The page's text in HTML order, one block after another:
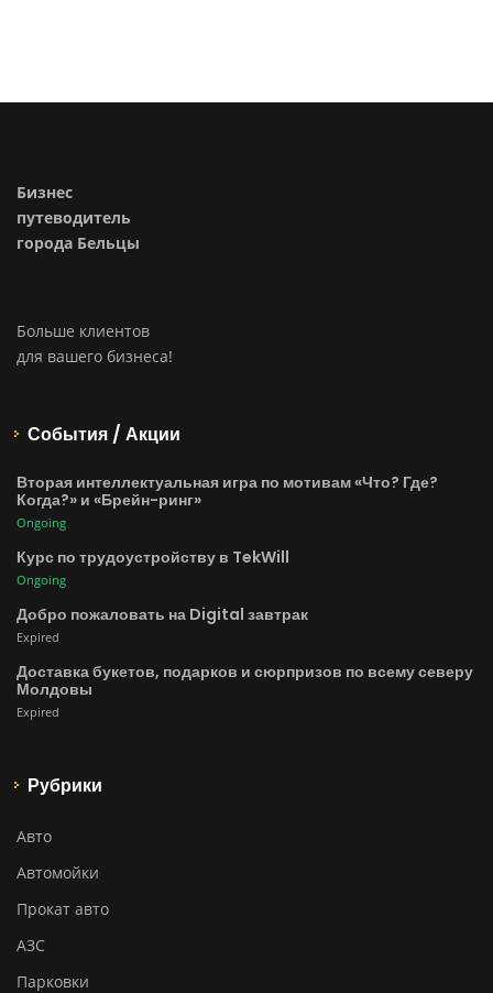
Бизнес
путеводитель
города Бельцы
Больше клиентов
для вашего бизнеса!
События / Акции
Вторая интеллектуальная игра по мотивам «Что? Где?
Когда?» и «Брейн-ринг»
Ongoing
Курс по трудоустройству в TekWill
Ongoing
Добро пожаловать на Digital завтрак
Expired
Доставка букетов, подарков и сюрпризов по всему северу
Молдовы
Expired
Рубрики
Авто
Автомойки
Прокат авто
АЗС
Парковки